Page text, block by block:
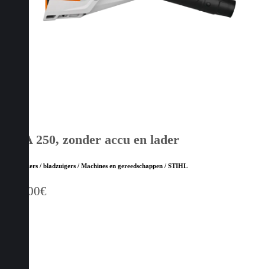
BGA 250, zonder accu en lader
Bladblazers / bladzuigers / Machines en gereedschappen / STIHL
399,00€